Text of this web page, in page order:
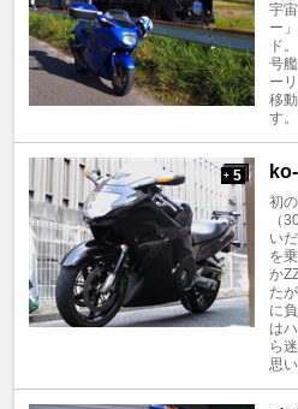
宇
ー
ド
号
ー
移
す。
+ 5
初
（
い
を
か
た
に
は
ら
思